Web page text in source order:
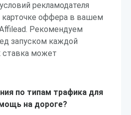
рекламодателя
карточке оффера в вашем
Рекомендуем
запуском каждой
ставка может
по типам трафика для
на дороге?